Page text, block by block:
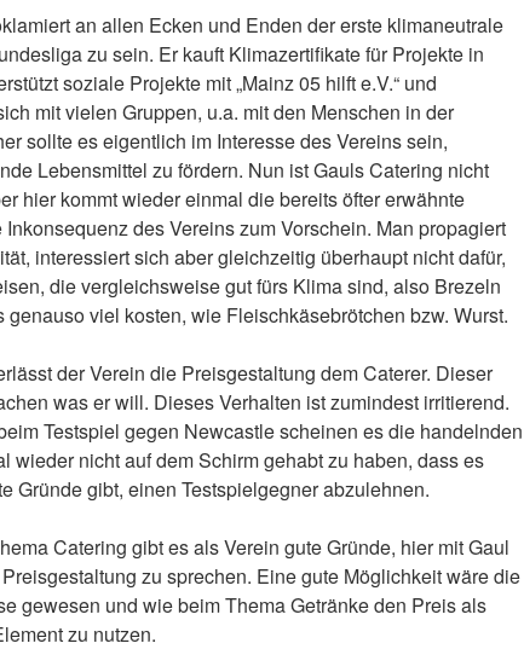
an allen Ecken und Enden der erste klimaneutrale
zu sein. Er kauft Klimazertifikate für Projekte in
soziale Projekte mit „Mainz 05 hilft e.V.“ und
mit vielen Gruppen, u.a. mit den Menschen in der
sollte es eigentlich im Interesse des Vereins sein,
Lebensmittel zu fördern. Nun ist Gauls Catering nicht
hier kommt wieder einmal die bereits öfter erwähnte
Inkonsequenz des Vereins zum Vorschein. Man propagiert
interessiert sich aber gleichzeitig überhaupt nicht dafür,
die vergleichsweise gut fürs Klima sind, also Brezeln
genauso viel kosten, wie Fleischkäsebrötchen bzw. Wurst.
der Verein die Preisgestaltung dem Caterer. Dieser
was er will. Dieses Verhalten ist zumindest irritierend.
Testspiel gegen Newcastle scheinen es die handelnden
wieder nicht auf dem Schirm gehabt zu haben, dass es
Gründe gibt, einen Testspielgegner abzulehnen.
Catering gibt es als Verein gute Gründe, hier mit Gaul
zu sprechen. Eine gute Möglichkeit wäre die
gewesen und wie beim Thema Getränke den Preis als
zu nutzen.